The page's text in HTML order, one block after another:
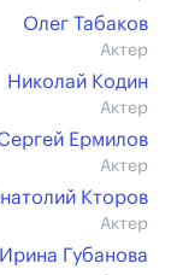
Олег Табаков
Актер
Николай Кодин
Актер
Ермилов
Актер
Кторов
Актер
Ирина Губанова